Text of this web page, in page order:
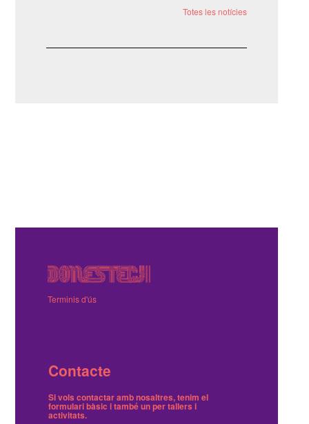
Totes les notícies
Terminis d'ús
Contacte
Si vols contactar amb nosaltres, tenim el
formulari bàsic i tambéun per tallers i
activitats.